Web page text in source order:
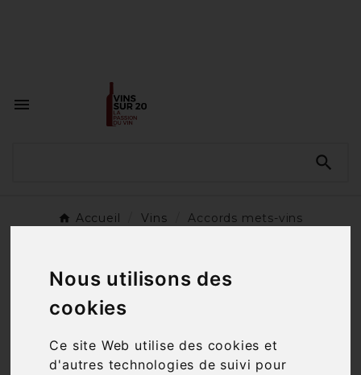
Nous utilisons des
cookies
Ce site Web utilise des cookies et
d'autres technologies de suivi pour


Accueil Vins Accords mets-vins